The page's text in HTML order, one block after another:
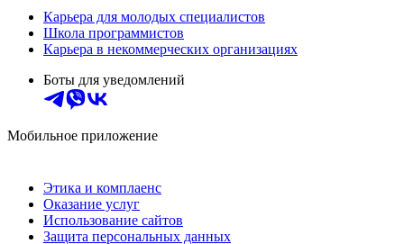
Карьера для молодых специалистов
Школа программистов
Карьера в некоммерческих организациях
Боты для уведомлений
Мобильное приложение
Этика и комплаенс
Оказание услуг
Использование сайтов
Защита персональных данных